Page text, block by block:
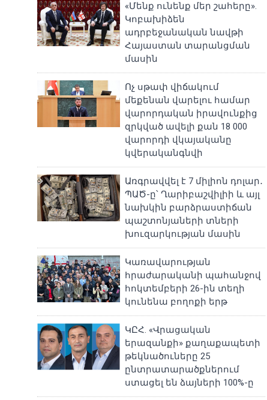
«Մենք ունենք մեր շահերը».
Կոբախիձեն
ադրբեջանական նավթի
Հայաստան տարանցման
մասին
Ոչ սթափ վիճակում
մեքենան վարելու համար
վարորդական իրավունքից
զրկված ավելի քան 18 000
վարորդի վկայականը
կվերականգնվի
Առգրավվել է 7 միլիոն դոլար․
ՊԱԾ-ը՝ Ղարիբաշվիլիի և այլ
նախկին բարձրաստիճան
պաշտոնյաների տների
խուզարկության մասին
Կառավարության
հրաժարականի պահանջով
հոկտեմբերի 26-ին տեղի
կունենա բողոքի երթ
ԿԸՀ. «Վրացական
երազանքի» քաղաքապետի
թեկնածուները 25
ընտրատարածքներում
ստացել են ձայների 100%-ը